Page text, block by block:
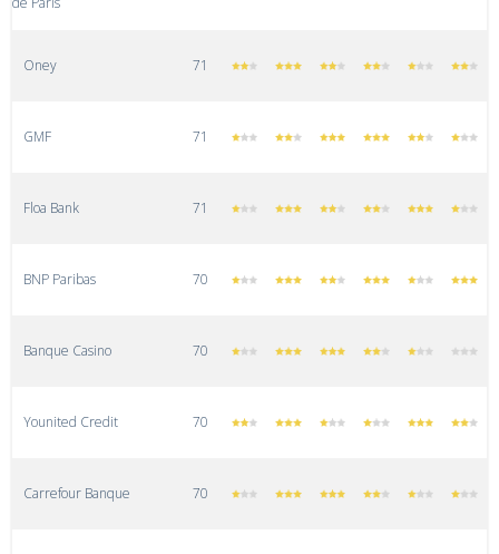
Oney 71
GMF 71
Floa Bank 71
BNP Paribas 70
Banque Casino 70
Younited Credit 70
Carrefour Banque 70